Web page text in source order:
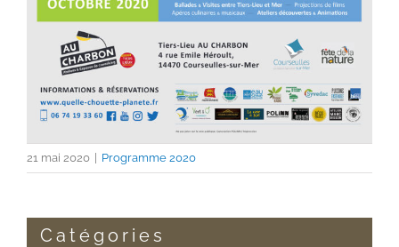
21 mai 2020 Programme 2020
Catégories